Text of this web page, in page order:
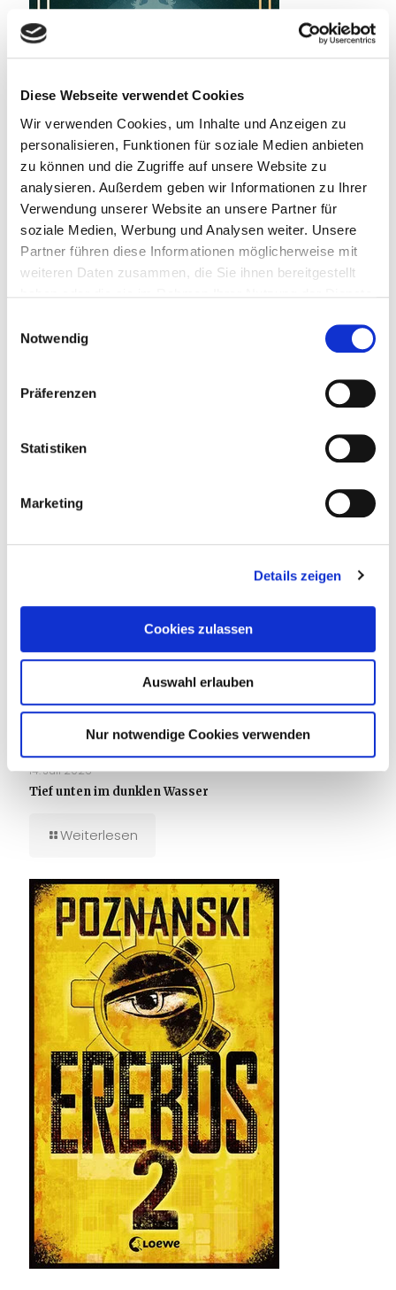
Diese Webseite verwendet Cookies
Wir verwenden Cookies, um Inhalte und Anzeigen zu
personalisieren, Funktionen für soziale Medien anbieten
zu können und die Zugriffe auf unsere Website zu
analysieren. Außerdem geben wir Informationen zu Ihrer
Verwendung unserer Website an unsere Partner für
soziale Medien, Werbung und Analysen weiter. Unsere
Partner führen diese Informationen möglicherweise mit
weiteren Daten zusammen, die Sie ihnen bereitgestellt
Notwendig
Präferenzen
Statistiken
Marketing
Details zeigen
Cookies zulassen
Auswahl erlauben
Nur notwendige Cookies verwenden
14. Juli 2026
Tief unten im dunklen Wasser
Weiterlesen